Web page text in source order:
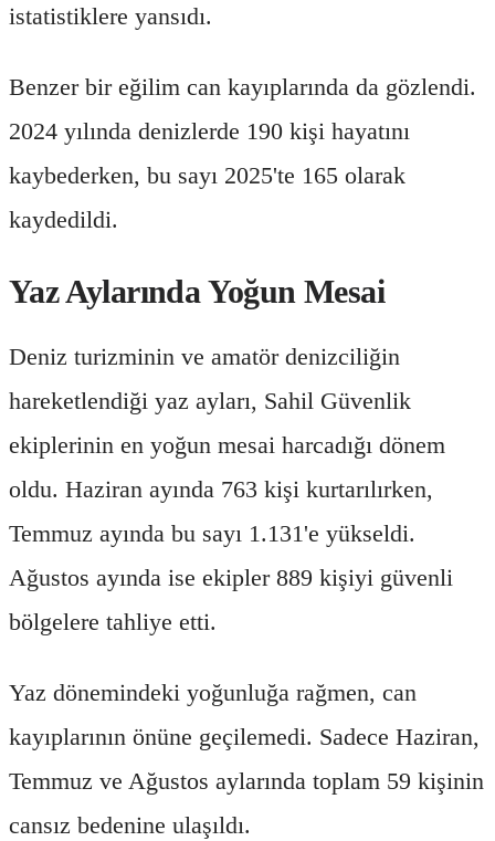
istatistiklere yansıdı.
Benzer bir eğilim can kayıplarında da gözlendi.
2024 yılında denizlerde 190 kişi hayatını
kaybederken, bu sayı 2025'te 165 olarak
kaydedildi.
Yaz Aylarında Yoğun Mesai
Deniz turizminin ve amatör denizciliğin
hareketlendiği yaz ayları, Sahil Güvenlik
ekiplerinin en yoğun mesai harcadığı dönem
oldu. Haziran ayında 763 kişi kurtarılırken,
Temmuz ayında bu sayı 1.131'e yükseldi.
Ağustos ayında ise ekipler 889 kişiyi güvenli
bölgelere tahliye etti.
Yaz dönemindeki yoğunluğa rağmen, can
kayıplarının önüne geçilemedi. Sadece Haziran,
Temmuz ve Ağustos aylarında toplam 59 kişinin
cansız bedenine ulaşıldı.